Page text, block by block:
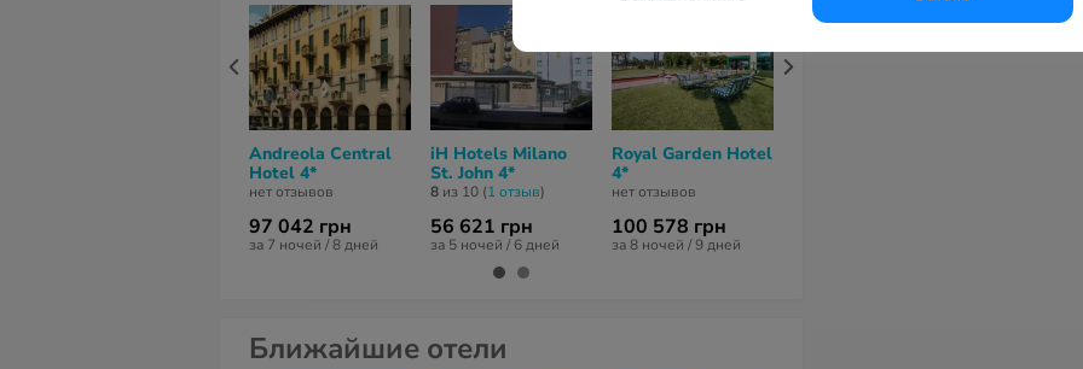
Andreola Central
Hotel 4*
нет отзывов
97 042 грн
за 7 ночей / 8 дней
iH Hotels Milano
St. John 4*
8 из 10 (1 отзыв)
56 621 грн
за 5 ночей / 6 дней
Royal Garden Hotel
4*
нет отзывов
100 578 грн
за 8 ночей / 9 дней
Ближайшие отели